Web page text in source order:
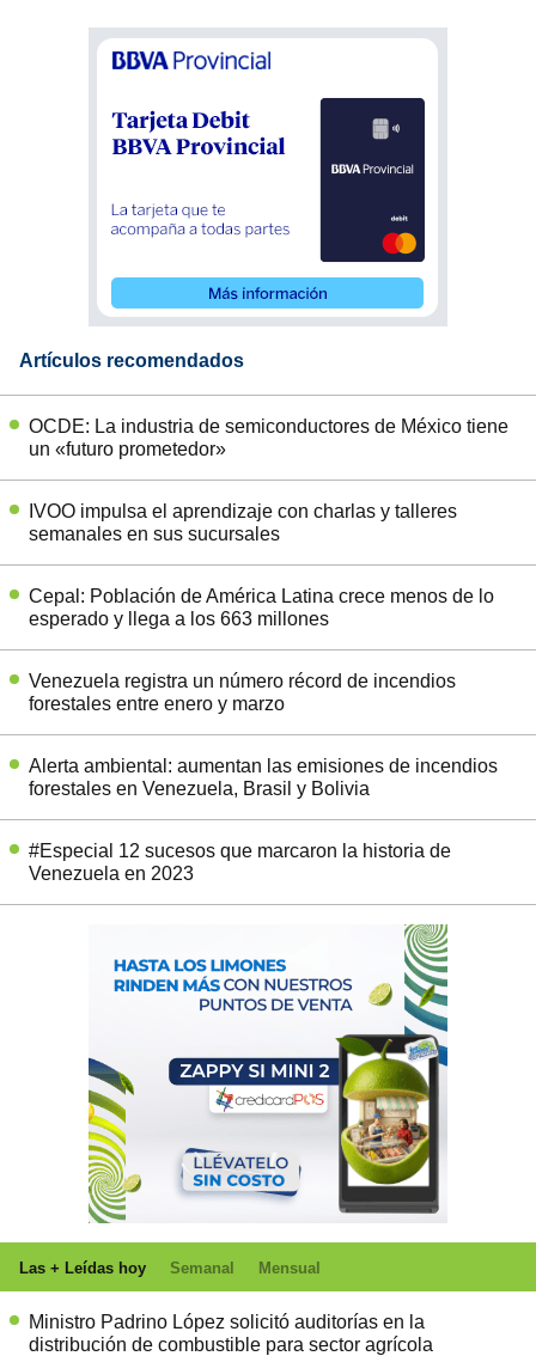
Artículos recomendados
OCDE: La industria de semiconductores de México tiene
un «futuro prometedor»
IVOO impulsa el aprendizaje con charlas y talleres
semanales en sus sucursales
Cepal: Población de América Latina crece menos de lo
esperado y llega a los 663 millones
Venezuela registra un número récord de incendios
forestales entre enero y marzo
Alerta ambiental: aumentan las emisiones de incendios
forestales en Venezuela, Brasil y Bolivia
#Especial 12 sucesos que marcaron la historia de
Venezuela en 2023
Las + Leídas hoy Semanal Mensual
Ministro Padrino López solicitó auditorías en la
distribución de combustible para sector agrícola